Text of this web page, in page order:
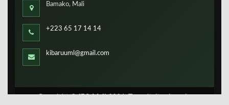
Bamako, Mali
+223 65 17 14 14
kibaruuml@gmail.com